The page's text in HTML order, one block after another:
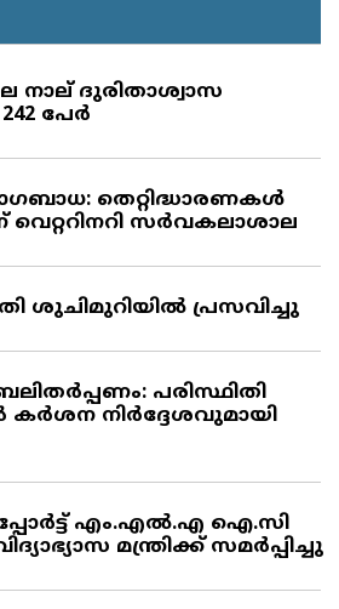
നാല് ദുരിതാശ്വാസ
പേര്‍
തെറ്റിദ്ധാരണകള്‍
വെറ്ററിനറി സര്‍വകലാശാല
ശുചിമുറിയില്‍ പ്രസവിച്ചു
പരിസ്ഥിതി
നിര്‍ദ്ദേശവുമായി
എം.എല്‍.എ ഐ.സി
മന്ത്രിക്ക് സമര്‍പ്പിച്ചു